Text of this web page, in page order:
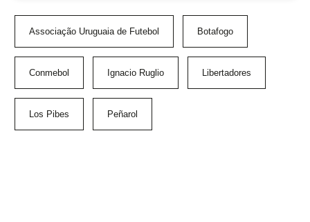
Associação Uruguaia de Futebol Botafogo
Conmebol Ignacio Ruglio Libertadores
Los Pibes Peñarol